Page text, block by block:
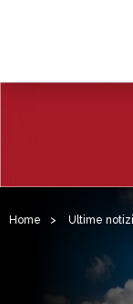
Home > Ultime